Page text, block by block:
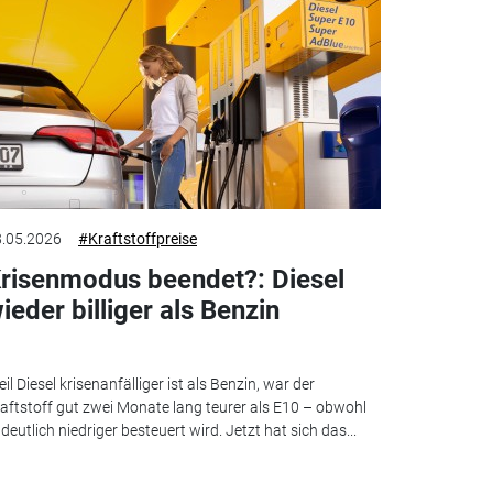
#Kraftstoffpreise
beendet?: Diesel
billiger als Benzin
Diesel krisenanfälliger ist als Benzin, war der
gut zwei Monate lang teurer als E10 – obwohl
niedriger besteuert wird. Jetzt hat sich das...